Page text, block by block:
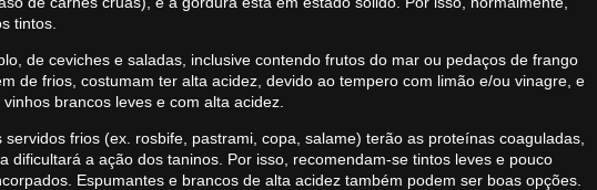
tintos.
de ceviches e saladas, inclusive contendo frutos do mar ou pedaços de frango
de frios, costumam ter alta acidez, devido ao tempero com limão e/ou vinagre, e
brancos leves e com alta acidez.
servidos frios (ex. rosbife, pastrami, copa, salame) terão as proteínas coaguladas,
dificultará a ação dos taninos. Por isso, recomendam-se tintos leves e pouco
Espumantes e brancos de alta acidez também podem ser boas opções.